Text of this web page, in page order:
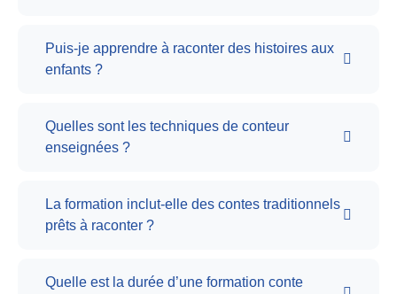
Puis-je apprendre à raconter des histoires aux
enfants ?
Quelles sont les techniques de conteur
enseignées ?
La formation inclut-elle des contes traditionnels
prêts à raconter ?
Quelle est la durée d’une formation conte